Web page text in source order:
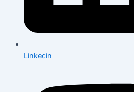
Linkedin